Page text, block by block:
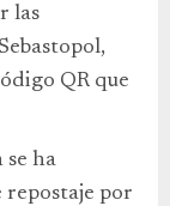
las
QR que
ha
repostaje por